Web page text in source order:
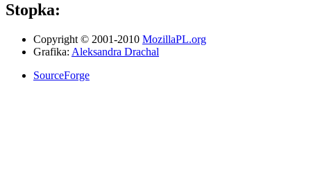
Stopka:
Copyright © 2001-2010 MozillaPL.org
Grafika: Aleksandra Drachal
SourceForge